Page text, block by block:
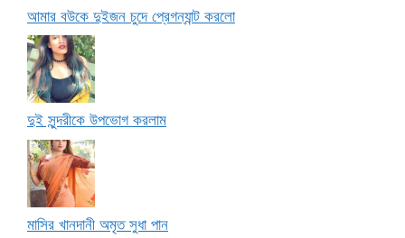
আমার বউকে দুইজন চুদে প্রেগন্যান্ট করলো
দুই সুন্দরীকে উপভোগ করলাম
মাসির খানদানী অমৃত সুধা পান